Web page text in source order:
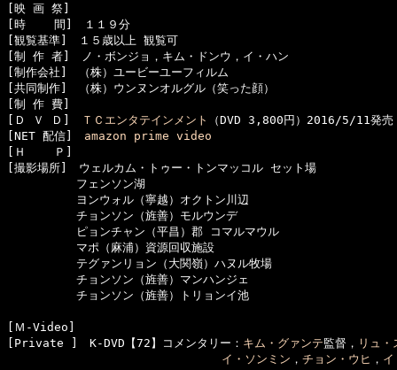
[映 画 祭]
[時    間]　１１９分
[観覧基準]　１５歳以上 観覧可
[制 作 者]　ノ・ボンジョ，キム・ドンウ，イ・ハン
[制作会社]　（株）ユービーユーフィルム
[共同制作]　（株）ウンヌンオルグル（笑った顔）
[制 作 費]
[Ｄ Ｖ Ｄ]
ＴＣエンタテインメント
（DVD 3,800円）2016/5/11発売
[NET 配信] amazon prime video
[Ｈ    Ｐ]
[撮影場所]　ウェルカム・トゥー・トンマッコル セット場
フェンソン湖
ヨンウォル（寧越）オクトン川辺
チョンソン（旌善）モルウンデ
ピョンチャン（平昌）郡 コマルマウル
マポ（麻浦）資源回収施設
テグァンリョン（大関嶺）ハヌル牧場
チョンソン（旌善）マンハンジェ
チョンソン（旌善）トリョンイ池
[Ｍ-Video]
[Private ]　K-DVD【72】コメンタリー： キム・グァンテ監督， リュ・
イ・ソンミン ， チョン・ウヒ ，